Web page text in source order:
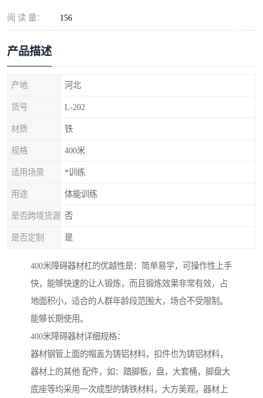
阅 读 量： 156
产品描述
产地 河北
货号 L-202
材质 铁
规格 400米
适用场景 *训练
用途 体能训练
是否跨境货源 否
是否定制 是
400米障碍器材杠的优越性是：简单易学，可操作性上手
快，能够快速的让人锻炼，而且锻炼效果非常有效，占
地面积小，适合的人群年龄段范围大，场合不受限制。
能够长期使用。
400米障碍器材详细规格：
器材钢管上面的帽盖为铸铝材料，扣件也为铸铝材料，
器材上的其他 配件，如：踏脚板，盘，大套桶，脚盘大
底座等均采用一次成型的铸铁材料，大方美观，器材上